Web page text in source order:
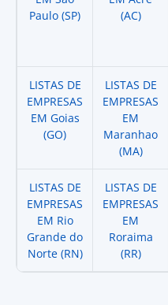
Paulo (SP)
(AC)
LISTAS DE
EMPRESAS
EM Goias
(GO)
LISTAS DE
EMPRESAS
EM
Maranhao
(MA)
LISTAS DE
EMPRESAS
EM Rio
Grande do
Norte (RN)
LISTAS DE
EMPRESAS
EM
Roraima
(RR)